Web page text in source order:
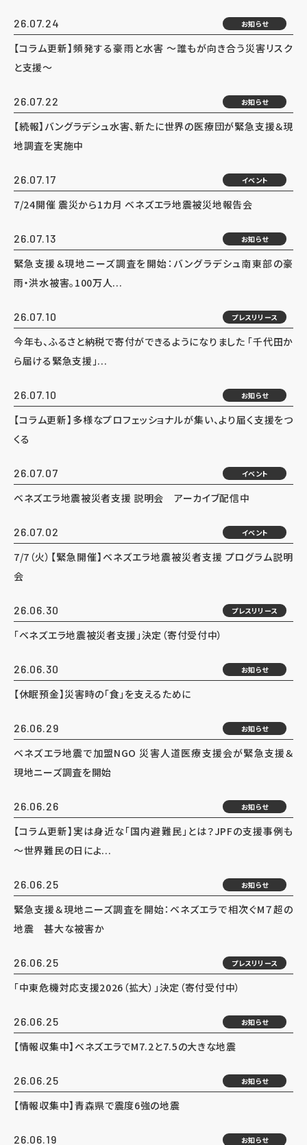
26.07.24 お知らせ
【コラム更新】頻発する豪雨と水害 ～誰もが向き合う災害リスク
と支援～
26.07.22 お知らせ
【続報】バングラデシュ水害、新たに世界の医療団が緊急支援＆現
地調査を実施中
26.07.17 イベント
7/24開催 震災から1カ月 ベネズエラ地震被災地報告会
26.07.13 お知らせ
緊急支援＆現地ニーズ調査を開始：バングラデシュ南東部の豪
雨・洪水被害。100万人...
26.07.10 プレスリリース
今年も、ふるさと納税で寄付ができるようになりました 「千代田か
ら届ける緊急支援」...
26.07.10 お知らせ
【コラム更新】多様なプロフェッショナルが集い、より届く支援をつ
くる
26.07.07 イベント
ベネズエラ地震被災者支援 説明会 アーカイブ配信中
26.07.02 イベント
7/7（火）【緊急開催】ベネズエラ地震被災者支援 プログラム説明
会
26.06.30 プレスリリース
「ベネズエラ地震被災者支援」決定（寄付受付中）
26.06.30 お知らせ
【休眠預金】災害時の「食」を支えるために
26.06.29 お知らせ
ベネズエラ地震で加盟NGO 災害人道医療支援会が緊急支援＆
現地ニーズ調査を開始
26.06.26 お知らせ
【コラム更新】実は身近な「国内避難民」とは？JPFの支援事例も
～世界難民の日によ...
26.06.25 お知らせ
緊急支援＆現地ニーズ調査を開始：ベネズエラで相次ぐM７超の
地震 甚大な被害か
26.06.25 プレスリリース
「中東危機対応支援2026（拡大）」決定（寄付受付中）
26.06.25 お知らせ
【情報収集中】ベネズエラでM7.2と7.5の大きな地震
26.06.25 お知らせ
【情報収集中】青森県で震度6強の地震
26.06.19 お知らせ